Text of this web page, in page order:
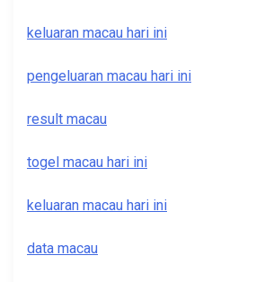
keluaran macau hari ini
pengeluaran macau hari ini
result macau
togel macau hari ini
keluaran macau hari ini
data macau